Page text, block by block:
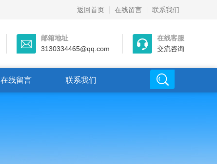
返回首页 在线留言 联系我们
邮箱地址
3130334465@qq.com
在线客服
交流咨询
在线留言 联系我们